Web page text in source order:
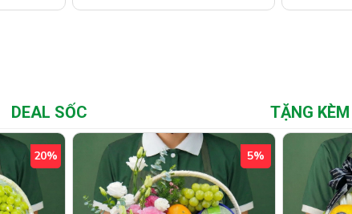
DEAL SỐC TẶNG KÈM
20% 5%